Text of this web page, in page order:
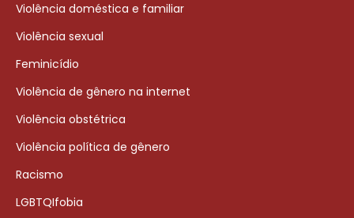
Violência doméstica e familiar
Violência sexual
Feminicídio
Violência de gênero na internet
Violência obstétrica
Violência política de gênero
Racismo
LGBTQIfobia